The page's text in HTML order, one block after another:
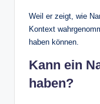
Weil er zeigt, wie
Kontext
haben können.
Kann ein
haben?